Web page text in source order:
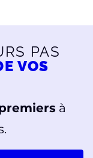
PAS
VOS
à